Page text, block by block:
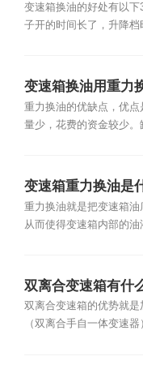
变速箱换油的好处有以
子开的时间长了，升降档
变速箱换油用重力
油呢？
重力换油的优缺点，优
量少，花费的资金较少。
变速箱重力换油是
重力换油就是把变速箱油
从而使得变速箱内部的油
双离合变速箱有什
双离合变速箱的优势就
（双离合手自一体变速